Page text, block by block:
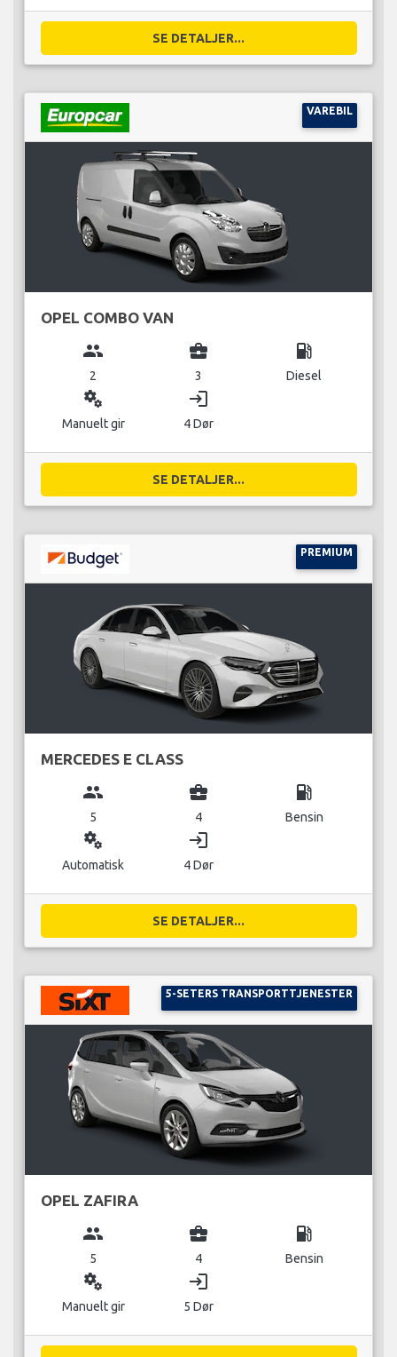
SE DETALJER...
VAREBIL
OPEL COMBO VAN
group
2
business_center
3
local_gas_station
Diesel
miscellaneous_services
Manuelt gir
login
4 Dør
SE DETALJER...
PREMIUM
MERCEDES E CLASS
group
5
business_center
4
local_gas_station
Bensin
miscellaneous_services
Automatisk
login
4 Dør
SE DETALJER...
5-SETERS TRANSPORTTJENESTER
OPEL ZAFIRA
group
5
business_center
4
local_gas_station
Bensin
miscellaneous_services
Manuelt gir
login
5 Dør